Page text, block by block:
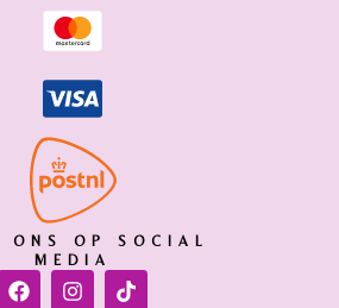
ONS OP SOCIAL
MEDIA